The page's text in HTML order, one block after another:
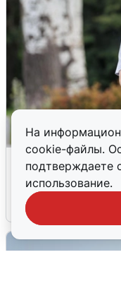
На
cookie-файлы.
подтверждаете
использование.
Волгоградцы
мобильного
6 августа